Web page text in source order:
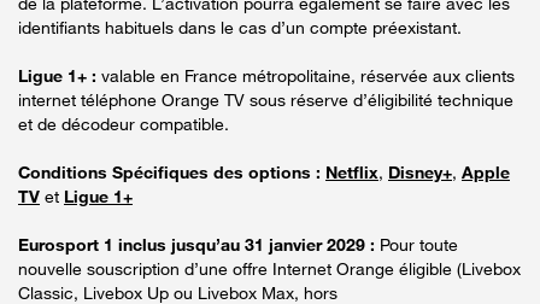
identifiants habituels dans le cas d’un compte préexistant.
Ligue 1+ : valable en France métropolitaine, réservée aux clients
internet téléphone Orange TV sous réserve d’éligibilité technique
et de décodeur compatible.
Conditions Spécifiques des options : Netflix, Disney+, Apple
TV et Ligue 1+
Eurosport 1 inclus jusqu’au 31 janvier 2029 : Pour toute
nouvelle souscription d’une offre Internet Orange éligible (Livebox
Classic, Livebox Up ou Livebox Max, hors